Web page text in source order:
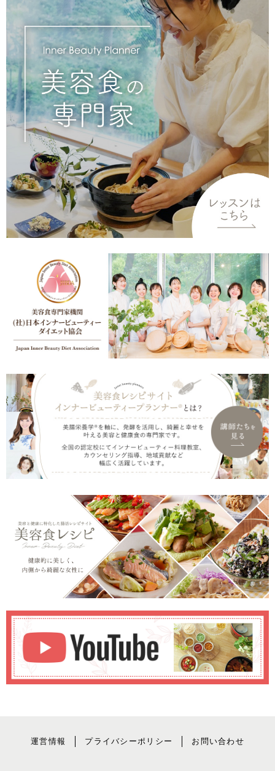
運営情報 プライバシーポリシー お問い合わせ